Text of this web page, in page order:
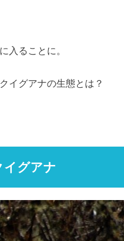
入ることに。
イグアナの生態とは？
イグアナ